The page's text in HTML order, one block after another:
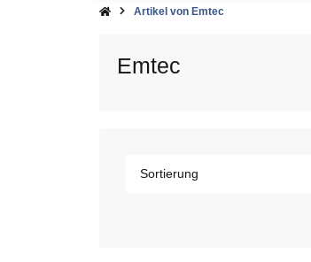
Artikel von Emtec
Emtec
Sortierung